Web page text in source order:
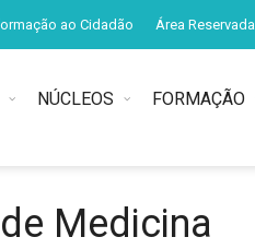
ao Cidadão Área Reservada
NÚCLEOS FORMAÇÃO
Medicina